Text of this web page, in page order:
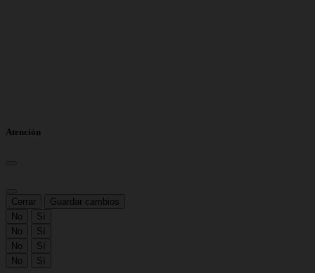
Atención
Cerrar
Guardar cambios
No
Sí
No
Sí
No
Sí
No
Sí